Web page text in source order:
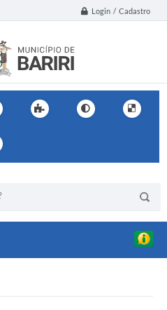
Login / Cadastro